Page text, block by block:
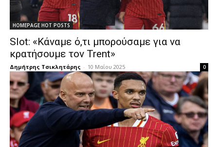
HOMEPAGE HOT POSTS
Slot: «Κάναμε ό,τι μπορούσαμε για να
κρατήσουμε τον Trent»
Δημήτρης Τσικλητάρης - 10 Μαΐου 2025 0